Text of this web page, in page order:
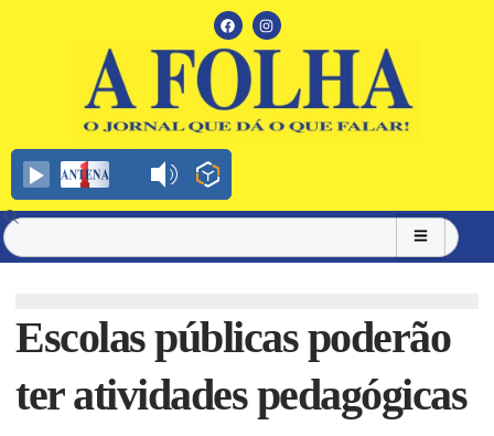
Escolas públicas poderão
ter atividades pedagógicas